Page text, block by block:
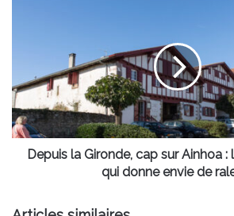
été
Ainhoa
le
village
basque
Depuis la Gironde, cap sur Ainhoa
qui donne envie de